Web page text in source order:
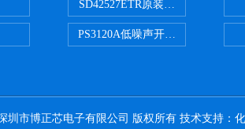
SD42527ETR原装正品
PS3120A低噪声开关电容器原装正
圳市博正芯电子有限公司 版权所有 技术支持：